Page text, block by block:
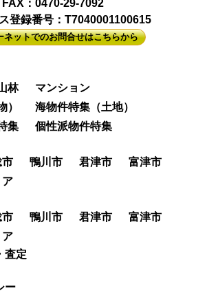
FAX：0470-29-7092
登録番号：T7040001100615
ネットでのお問合せはこちらから
林
マンション
）
海物件特集（土地）
集
個性派物件特集
市 鴨川市 君津市
富津市
ア
市 鴨川市 君津市
富津市
ア
査定
ー